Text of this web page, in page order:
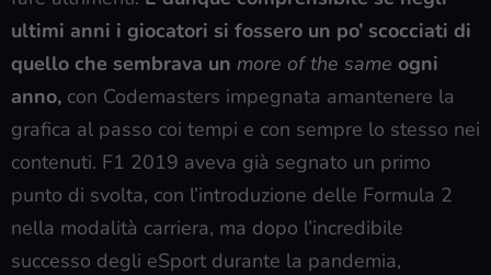
ultimi anni i giocatori si fossero un po’ scocciati di
quello che sembrava un more of the same ogni
anno, con Codemasters impegnata amantenere la
grafica al passo coi tempi e con sempre lo stesso nei
contenuti. F1 2019 aveva già segnato un primo
punto di svolta, con l’introduzione delle Formula 2
nella modalità carriera, ma dopo l’incredibile
successo degli eSport durante la pandemia,